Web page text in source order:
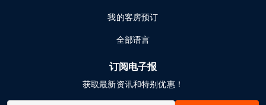
我的客房预订
全部语言
订阅电子报
获取最新资讯和特别优惠！